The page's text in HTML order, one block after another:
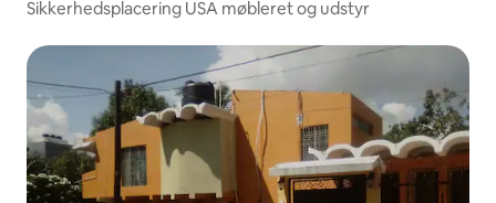
Sikkerhedsplacering USA møbleret og udstyr